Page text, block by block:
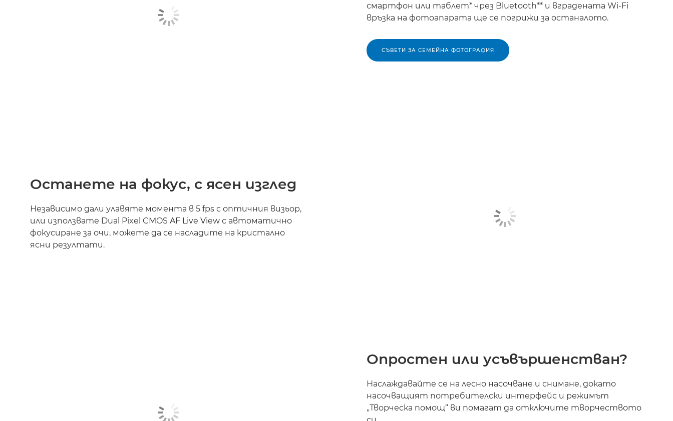
смартфон или таблет* чрез Bluetooth** и вградената Wi-Fi
връзка на фотоапарата ще се погрижи за останалото.
СЪВЕТИ ЗА СЕМЕЙНА ФОТОГРАФИЯ
Останете на фокус, с ясен изглед
Независимо дали улавяте момента в 5 fps с оптичния визьор,
или използвате Dual Pixel CMOS AF Live View с автоматично
фокусиране за очи, можете да се насладите на кристално
ясни резултати.
Опростен или усъвършенстван?
Наслаждавайте се на лесно насочване и снимане, докато
насочващият потребителски интерфейс и режимът
„Творческа помощ“ ви помагат да отключите творчеството